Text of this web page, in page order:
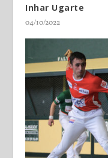
Inhar Ugarte
04/10/2022